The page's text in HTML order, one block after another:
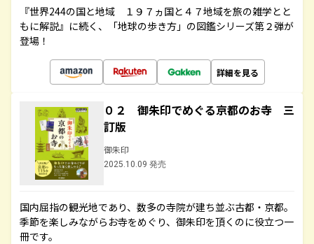
『世界244の国と地域 １９７ヵ国と４７地域を旅の雑学とと
もに解説』に続く、「地球の歩き方」の図鑑シリーズ第２弾が
登場！
詳細を見る
０２ 御朱印でめぐる京都のお寺 三
訂版
御朱印
2025.10.09 発売
国内屈指の観光地であり、数多の寺院が建ち並ぶ古都・京都。
季節を楽しみながらお寺をめぐり、御朱印を頂くのに役立つ一
冊です。